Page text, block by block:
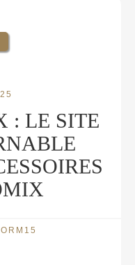
: LE SITE